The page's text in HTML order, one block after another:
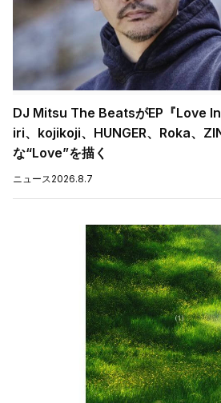
DJ Mitsu The BeatsがEP『Love
iri、kojikoji、HUNGER、Roka、
な“Love”を描く
ニュース2026.8.7